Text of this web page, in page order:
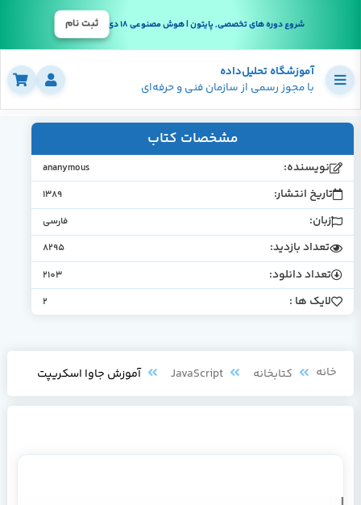
شروع دوره های تخصصی, پایتون | هوش مصنوعی 18 دی ثبت نام
آموزشگاه تحلیل‌داده
با مجوز رسمی از سازمان فنی و حرفه‌ای
مشخصات کتاب
نویسنده: ananymous
تاریخ انتشار: 1389
زبان: فارسی
تعداد بازدید: 8295
تعداد دانلود: 2103
لایک ها : 2
خانه کتابخانه JavaScript آموزش جاوا اسکریپت